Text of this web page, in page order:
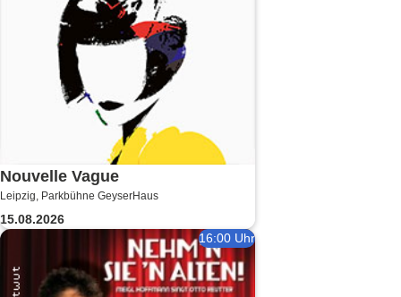
Nouvelle Vague
Leipzig, Parkbühne GeyserHaus
15.08.2026
16:00 Uhr